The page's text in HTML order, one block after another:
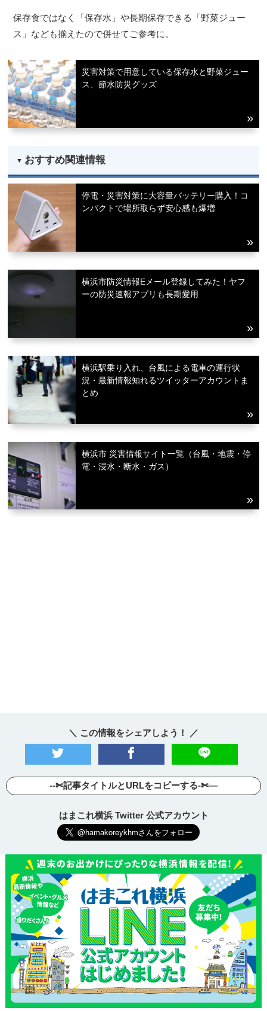
保存食ではなく「保存水」や長期保存できる「野菜ジュー
ス」なども揃えたので併せてご参考に。
災害対策で用意している保存水と野菜ジュー
ス、節水防災グッズ
おすすめ関連情報
停電・災害対策に大容量バッテリー購入！コ
ンパクトで場所取らず安心感も爆増
横浜市防災情報Eメール登録してみた！ヤフ
ーの防災速報アプリも長期愛用
横浜駅乗り入れ、台風による電車の運行状
況・最新情報知れるツイッターアカウントま
とめ
横浜市 災害情報サイト一覧（台風・地震・停
電・浸水・断水・ガス）
＼ この情報をシェアしよう！ ／
--✄記事タイトルとURLをコピーする-✄—
はまこれ横浜 Twitter 公式アカウント
観光ガイド
ランキング